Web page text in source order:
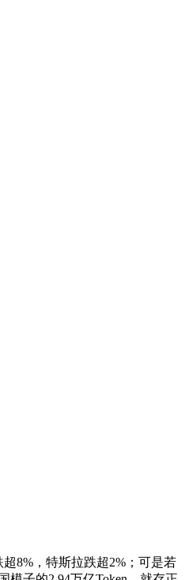
8%，特斯拉跌超2%；可是若